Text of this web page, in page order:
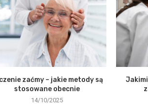
zaćmy – jakie metody są
stosowane obecnie
14/10/2025